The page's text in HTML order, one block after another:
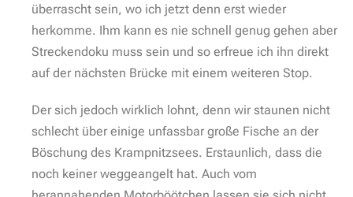
überrascht sein, wo ich jetzt denn erst wieder
herkomme. Ihm kann es nie schnell genug gehen aber
Streckendoku muss sein und so erfreue ich ihn direkt
auf der nächsten Brücke mit einem weiteren Stop.
Der sich jedoch wirklich lohnt, denn wir staunen nicht
schlecht über einige unfassbar große Fische an der
Böschung des Krampnitzsees. Erstaunlich, dass die
noch keiner weggeangelt hat. Auch vom